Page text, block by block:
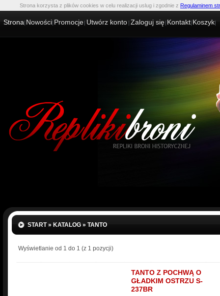
Strona korzysta z plików cookies w celu realizacji uslug i zgodnie z Regulaminem
Strona Nowości Promocje Utwórz konto Zaloguj się Kontakt Koszyk
START» KATALOG » TANTO
Wyświetlanie od 1 do 1 (z 1 pozycji)
TANTO Z POCHWĄ O
GŁADKIM OSTRZU S-
237BR